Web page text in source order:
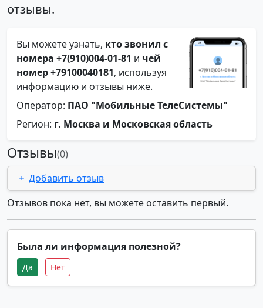
отзывы.
Вы можете узнать, кто звонил с
номера +7(910)004-01-81 и чей
номер +79100040181, используя
информацию и отзывы ниже.
Оператор: ПАО "Мобильные ТелеСистемы"
Регион: г. Москва и Московская область
Отзывы(0)
Добавить отзыв
Отзывов пока нет, вы можете оставить первый.
Была ли информация полезной?
Да Нет